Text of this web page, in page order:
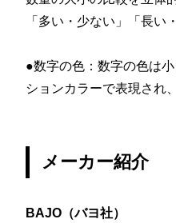
「多い・少ない」「長い
●数字の色：数字の色は
ションカラーで表現され
メーカー紹介
BAJO（バヨ社）